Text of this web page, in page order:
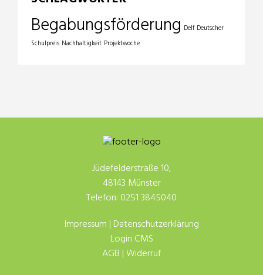
Begabungsförderung Delf Deutscher
Schulpreis Nachhaltigkeit Projektwoche
Jüdefelderstraße 10,
48143 Münster
Telefon: 0251 3845040
Impressum | Datenschutzerklärung
Login CMS
AGB |Widerruf